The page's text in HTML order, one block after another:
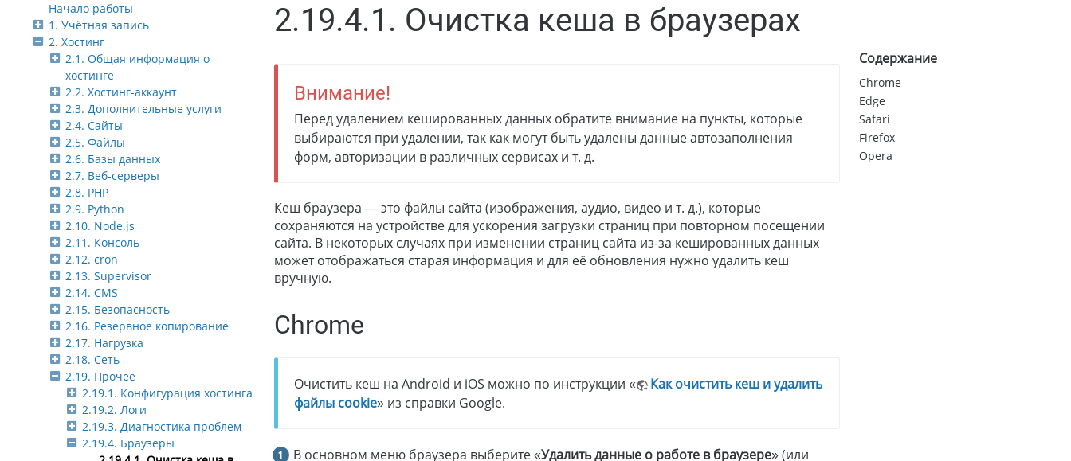
Начало работы
1. Учётная запись
2. Хостинг
2.1. Общая информация о
хостинге
2.2. Хостинг-аккаунт
2.3. Дополнительные услуги
2.4. Сайты
2.5. Файлы
2.6. Базы данных
2.7. Веб-серверы
2.8. PHP
2.9. Python
2.10. Node.js
2.11. Консоль
2.12. cron
2.13. Supervisor
2.14. CMS
2.15. Безопасность
2.16. Резервное копирование
2.17. Нагрузка
2.18. Сеть
2.19. Прочее
2.19.1. Конфигурация хостинга
2.19.2. Логи
2.19.3. Диагностика проблем
2.19.4. Браузеры
2.19.4.1. Очистка кеша в браузерах
Внимание!
Перед удалением кешированных данных обратите внимание на пункты, которые
выбираются при удалении, так как могут быть удалены данные автозаполнения
форм, авторизации в различных сервисах и т. д.
Кеш браузера — это файлы сайта (изображения, аудио, видео и т. д.), которые
сохраняются на устройстве для ускорения загрузки страниц при повторном посещении
сайта. В некоторых случаях при изменении страниц сайта из-за кешированных данных
может отображаться старая информация и для её обновления нужно удалить кеш
вручную.
Chrome
Очистить кеш на Android и iOS можно по инструкции «
Как очистить кеш и удалить
файлы cookie» из справки Google.
В основном меню браузера выберите «Удалить данные о работе в браузере» (или
Содержание
Chrome
Edge
Safari
Firefox
Opera